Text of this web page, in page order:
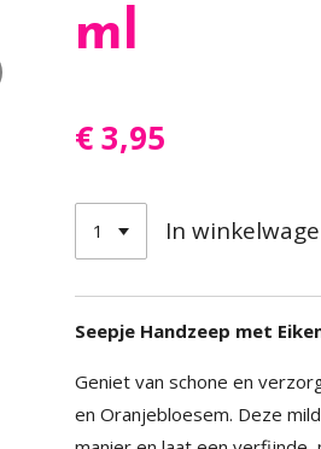
ml
€ 3,95
In
Seepje Handzeep met
Geniet van schone en
en Oranjebloesem. Deze